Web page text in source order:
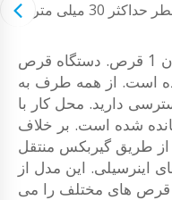
طراحی مدرن برای فشار دادن 1 قرص. دستگاه قرص
است. از همه طرف به
دارید. محل کار با
شده است. بر خلاف
از طریق گیربکس منتقل
اینرسیلی. این مدل از
قرص های مختلف را می